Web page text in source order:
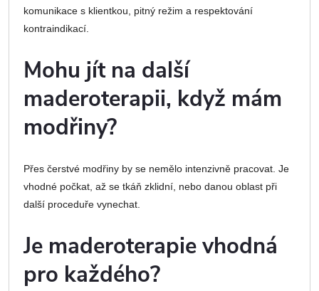
komunikace s klientkou, pitný režim a respektování
kontraindikací.
Mohu jít na další
maderoterapii, když mám
modřiny?
Přes čerstvé modřiny by se nemělo intenzivně pracovat. Je
vhodné počkat, až se tkáň zklidní, nebo danou oblast při
další proceduře vynechat.
Je maderoterapie vhodná
pro každého?